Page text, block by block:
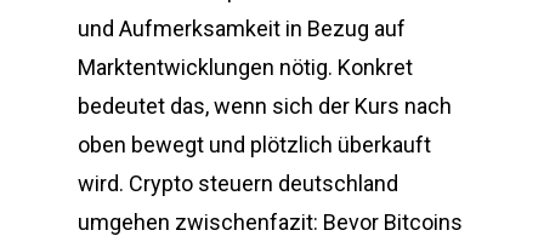
und Aufmerksamkeit in Bezug auf
Marktentwicklungen nötig. Konkret
bedeutet das, wenn sich der Kurs nach
oben bewegt und plötzlich überkauft
wird. Crypto steuern deutschland
umgehen zwischenfazit: Bevor Bitcoins